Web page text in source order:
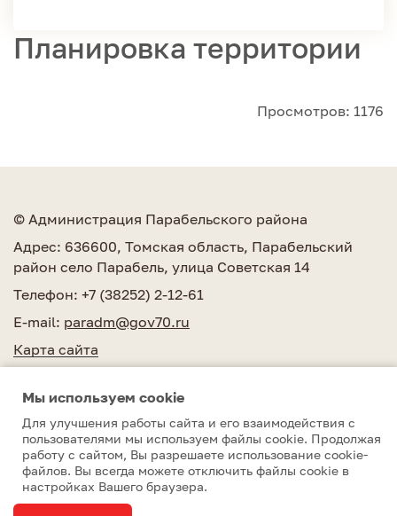
Планировка территории
Просмотров: 1176
© Администрация Парабельского района
Адрес: 636600, Томская область, Парабельский
район село Парабель, улица Советская 14
Телефон: +7 (38252) 2-12-61
E-mail: paradm@gov70.ru
Карта сайта
Парабельский район © 2010–2026
Мы используем сookie
Для улучшения работы сайта и его взаимодействия с
пользователями мы используем файлы cookie. Продолжая
работу с сайтом, Вы разрешаете использование cookie-
файлов. Вы всегда можете отключить файлы cookie в
настройках Вашего браузера.